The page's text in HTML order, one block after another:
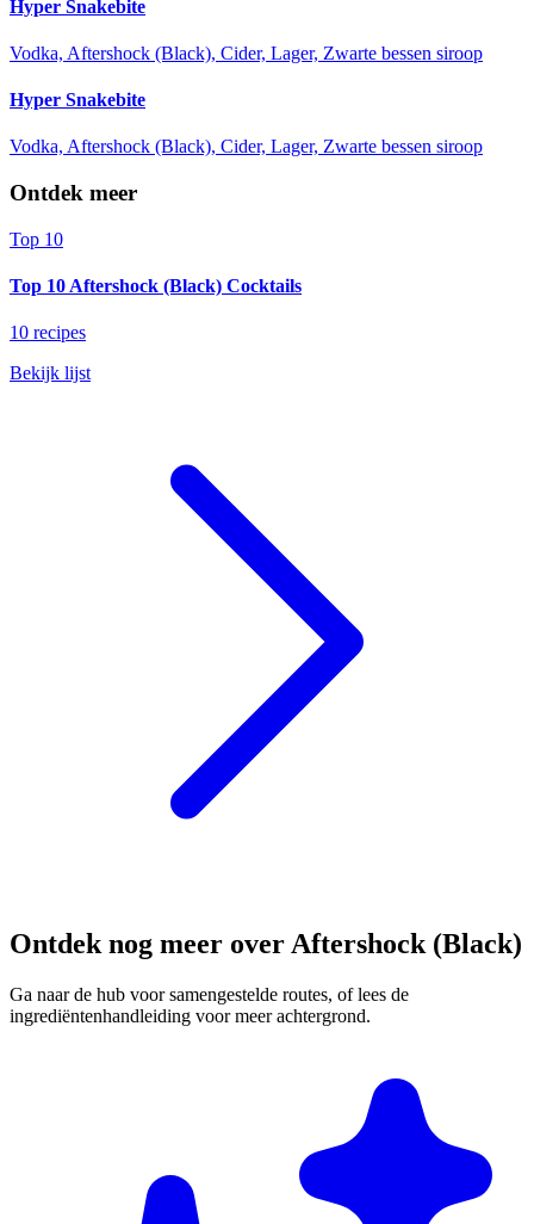
Hyper Snakebite
Vodka, Aftershock (Black), Cider, Lager, Zwarte bessen siroop
Hyper Snakebite
Vodka, Aftershock (Black), Cider, Lager, Zwarte bessen siroop
Ontdek meer
Top 10
Top 10 Aftershock (Black) Cocktails
10 recipes
Bekijk lijst
Ontdek nog meer over Aftershock (Black)
Ga naar de hub voor samengestelde routes, of lees de
ingrediëntenhandleiding voor meer achtergrond.